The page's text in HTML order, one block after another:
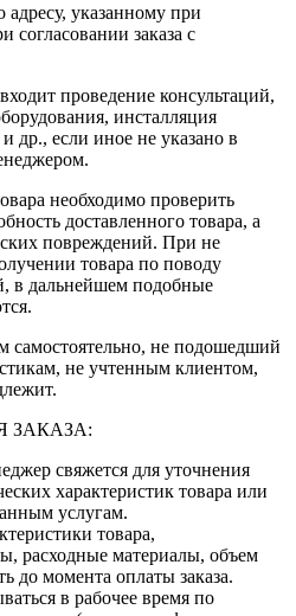
адресу, указанному при
согласовании заказа с
проведение консультаций,
инсталляция
др., если иное не указано в
необходимо проверить
доставленного товара, а
повреждений. При не
товара по поводу
в дальнейшем подобные
самостоятельно, не подошедший
не учтенным клиентом,
ЗАКАЗА:
свяжется для уточнения
характеристик товара или
услугам.
товара,
расходные материалы, объем
до момента оплаты заказа.
в рабочее время по